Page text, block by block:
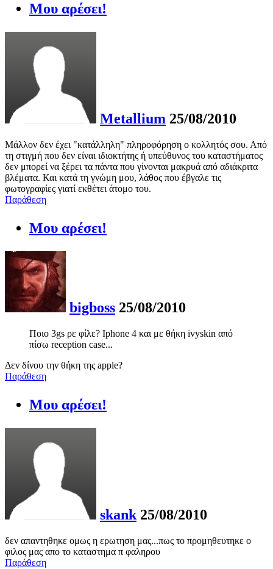
Μου αρέσει!
Metallium 25/08/2010
Μάλλον δεν έχει "κατάλληλη" πληροφόρηση ο κολλητός σου. Από
τη στιγμή που δεν είναι ιδιοκτήτης ή υπεύθυνος του καταστήματος
δεν μπορεί να ξέρει τα πάντα που γίνονται μακρυά από αδιάκριτα
βλέματα. Και κατά τη γνώμη μου, λάθος που έβγαλε τις
φωτογραφίες γιατί εκθέτει άτομο του.
Παράθεση
Μου αρέσει!
bigboss 25/08/2010
Ποιo 3gs ρε φίλε? Ιphone 4 και με θήκη ivyskin από
πίσω reception case...
Δεν δίνου την θήκη της apple?
Παράθεση
Μου αρέσει!
skank 25/08/2010
δεν απαντηθηκε ομως η ερωτηση μας...πως το προμηθευτηκε ο
φιλος μας απο το καταστημα π φαληρου
Παράθεση